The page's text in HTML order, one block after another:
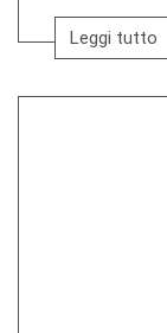
Leggi tutto